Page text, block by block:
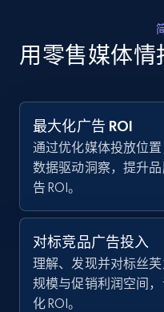
Walmart - products
specific keywords
URL, Final price, Sku,
Specifications, Image
more.
5.6K+ 875+
Walmart - products
using sku numbers
URL, Final price, Sku,
Specifications, Image
用零售媒体
最大化广告 ROI
通过优化媒体投放位
数据驱动洞察，提升
告 ROI。
对标竞品广告投入
理解、发现并对标丝
规模与促销利润空间
化 ROI。